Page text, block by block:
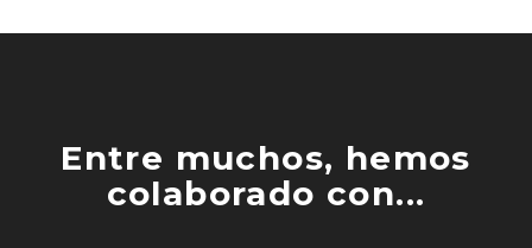
Entre muchos, hemos
colaborado con...